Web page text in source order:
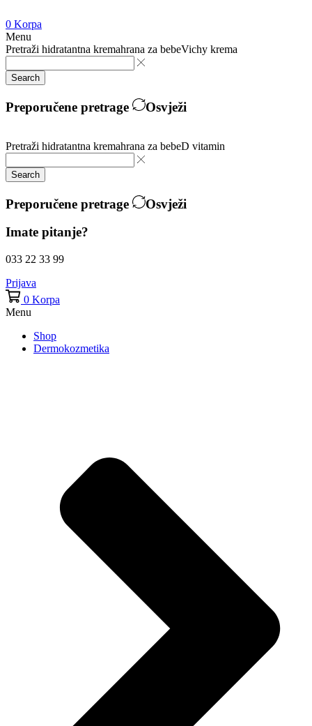
0 Korpa
Menu
Pretraži hidratantna kremahrana za bebeVichy krema
Search
Preporučene pretrage Osvježi
Pretraži hidratantna kremahrana za bebeD vitamin
Search
Preporučene pretrage
Osvježi
Imate pitanje?
033 22 33 99
Prijava
0 Korpa
Menu
Shop
Dermokozmetika